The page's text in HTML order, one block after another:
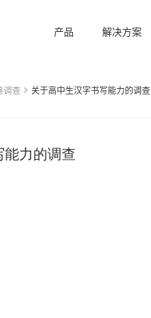
产品 解决方案
调查 关于高中生汉字书写能力的调查